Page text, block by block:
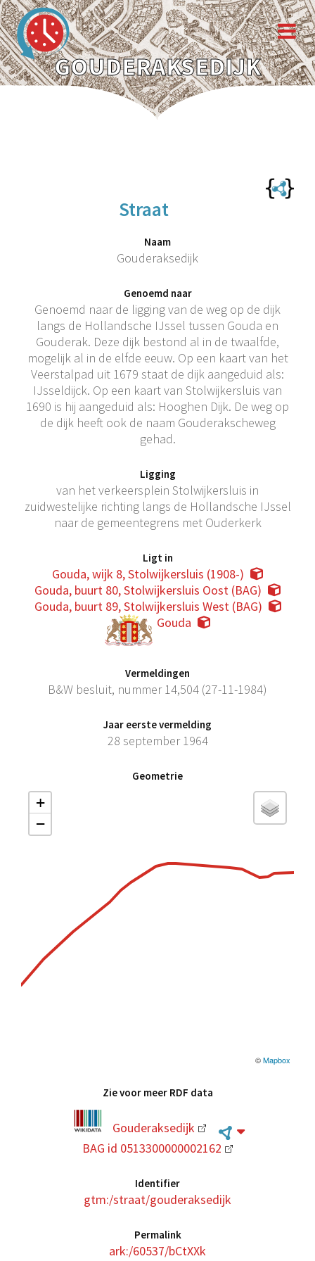
GOUDERAKSEDIJK
Straat
Naam
Gouderaksedijk
Genoemd naar
Genoemd naar de ligging van de weg op de dijk
langs de Hollandsche IJssel tussen Gouda en
Gouderak. Deze dijk bestond al in de twaalfde,
mogelijk al in de elfde eeuw. Op een kaart van het
Veerstalpad uit 1679 staat de dijk aangeduid als:
IJsseldijck. Op een kaart van Stolwijkersluis van
1690 is hij aangeduid als: Hooghen Dijk. De weg op
de dijk heeft ook de naam Gouderakscheweg
gehad.
Ligging
van het verkeersplein Stolwijkersluis in
zuidwestelijke richting langs de Hollandsche IJssel
naar de gemeentegrens met Ouderkerk
Ligt in
Gouda, wijk 8, Stolwijkersluis (1908-)
Gouda, buurt 80, Stolwijkersluis Oost (BAG)
Gouda, buurt 89, Stolwijkersluis West (BAG)
Gouda
Vermeldingen
B&W besluit, nummer 14,504 (27-11-1984)
Jaar eerste vermelding
28 september 1964
Geometrie
+
−
©Mapbox
Zie voor meer RDF data
Gouderaksedijk
BAG id 0513300000002162
Identifier
gtm:/straat/gouderaksedijk
Permalink
ark:/60537/bCtXXk